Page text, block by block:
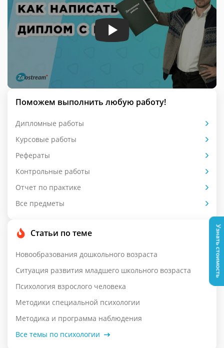
Поможем выполнить любую работу!
Дипломные работы
Курсовые работы
Рефераты
Контрольные работы
Отчет по практике
Все предметы
Статьи по теме
Новообразования дошкольного возраста
Ситуация развития младшего школьного возраста
Психология взрослого человека
Методики специальной психологии
Методика и программа наблюдения
Все темы по психологии
Узнать стоимость